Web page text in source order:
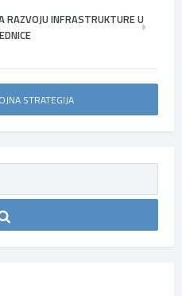
RAZVOJU INFRASTRUKTURE U
STRATEGIJA